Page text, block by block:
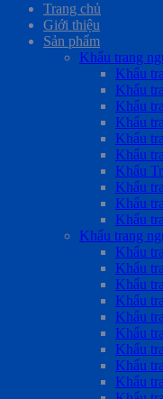
Trang chủ
Giới thiệu
Sản phẩm
Khẩu trang
Khẩu
Khẩu
Khẩu
Khẩu
Khẩu
Khẩu
Khẩu
Khẩu
Khẩu
Khẩu
Khẩu trang
Khẩu
Khẩu
Khẩu
Khẩu
Khẩu
Khẩu
Khẩu
Khẩu
Khẩu